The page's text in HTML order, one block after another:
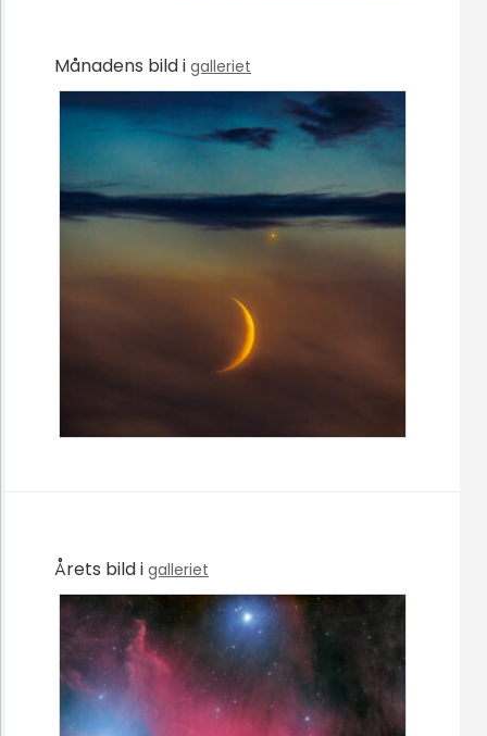
Månadens bild i galleriet
Årets bild i galleriet